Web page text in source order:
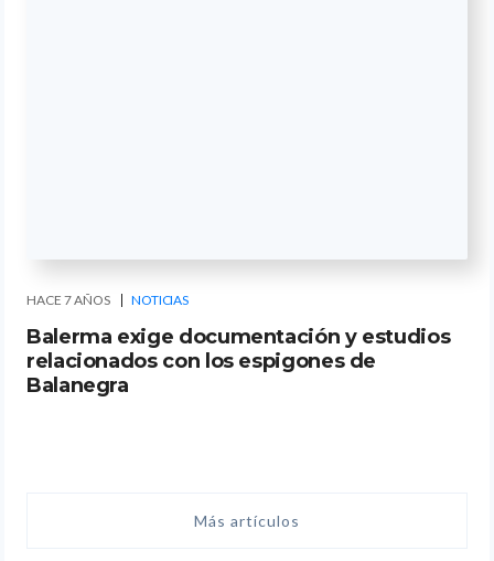
HACE 7 AÑOS NOTICIAS
Balerma exige documentación y estudios
relacionados con los espigones de
Balanegra
Más artículos